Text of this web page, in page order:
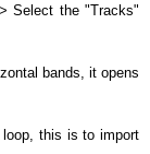
Select the "Tracks"
bands, it opens
this is to import